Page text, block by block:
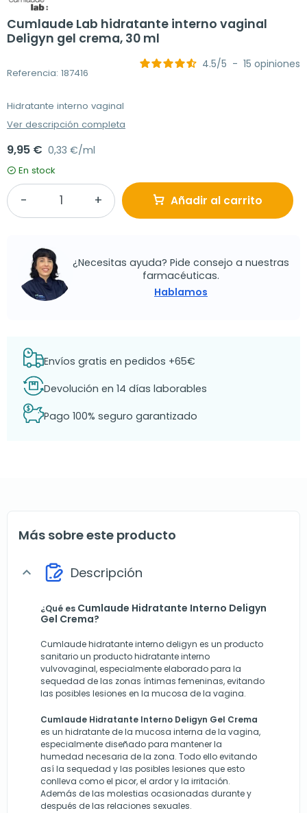
Cumlaude Lab hidratante interno vaginal
Deligyn gel crema, 30 ml
Referencia: 187416
4.5/5 - 15 opiniones
Hidratante interno vaginal
Ver descripción completa
9,95 € 0,33 €/ml
En stock
Añadir al carrito
¿Necesitas ayuda? Pide consejo a nuestras
farmacéuticas.
Hablamos
Envíos gratis en pedidos +65€
Devolución en 14 días laborables
Pago 100% seguro garantizado
Más sobre este producto
expand_more Descripción
¿Qué es Cumlaude Hidratante Interno Deligyn
Gel Crema?
Cumlaude hidratante interno deligyn es un producto
sanitario un producto hidratante interno
vulvovaginal, especialmente elaborado para la
sequedad de las zonas íntimas femeninas, evitando
las posibles lesiones en la mucosa de la vagina.
Cumlaude Hidratante Interno Deligyn Gel Crema
es un hidratante de la mucosa interna de la vagina,
especialmente diseñado para mantener la
humedad necesaria de la zona. Todo ello evitando
así la sequedad y las posibles lesiones que esto
conlleva como el picor, el ardor y la irritación.
Además de las molestias ocasionadas durante y
después de las relaciones sexuales.